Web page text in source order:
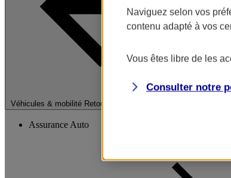
Véhicules & mobilité Retour à la section précédente
Fermer
Assurance Auto
Naviguez selon vos
contenu adapté à vos
Vous êtes libre de les
Consulter notre